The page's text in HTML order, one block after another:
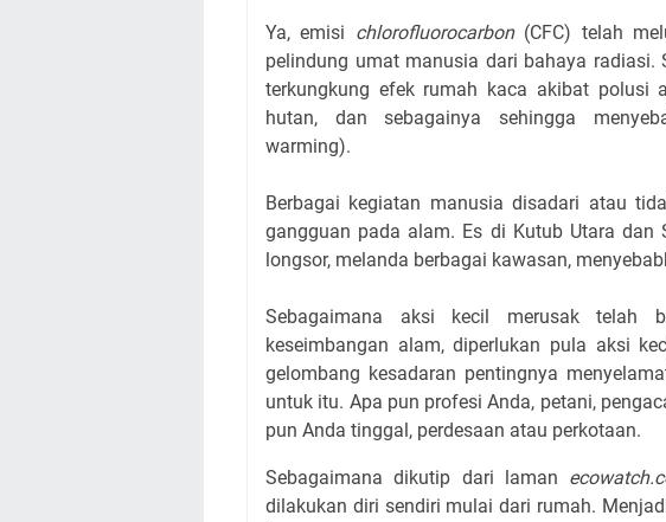
Ya, emisi chlorofluorocarbon(CFC) telah
pelindung umat manusia dari bahaya
terkungkung efek rumah kaca akibat polusi
hutan, dan sebagainya sehingga
warming).
Berbagai kegiatan manusia disadari atau
gangguan pada alam. Es di Kutub Utara dan
longsor, melanda berbagai kawasan,
Sebagaimana aksi kecil merusak telah
keseimbangan alam, diperlukan pula aksi
gelombang kesadaran pentingnya
untuk itu. Apa pun profesi Anda, petani,
pun Anda tinggal, perdesaan atau perkotaan.
Sebagaimana dikutip dari laman
dilakukan diri sendiri mulai dari rumah.